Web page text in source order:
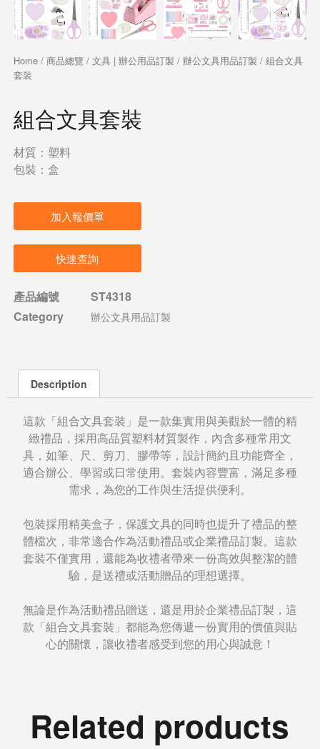
Home/ 商品總覽 / 文具 | 辦公用品訂製 / 辦公文具用品訂製 / 組合文具
套裝
組合文具套裝
材質：塑料
包裝：盒
加入報價單
快速查詢
產品編號
ST4318
Category
辦公文具用品訂製
Description
這款「組合文具套裝」是一款集實用與美觀於一體的精
緻禮品，採用高品質塑料材質製作，內含多種常用文
具，如筆、尺、剪刀、膠帶等，設計簡約且功能齊全，
適合辦公、學習或日常使用。套裝內容豐富，滿足多種
需求，為您的工作與生活提供便利。
包裝採用精美盒子，保護文具的同時也提升了禮品的整
體檔次，非常適合作為活動禮品或企業禮品訂製。這款
套裝不僅實用，還能為收禮者帶來一份高效與整潔的體
驗，是送禮或活動贈品的理想選擇。
無論是作為活動禮品贈送，還是用於企業禮品訂製，這
款「組合文具套裝」都能為您傳遞一份實用的價值與貼
心的關懷，讓收禮者感受到您的用心與誠意！
Related products